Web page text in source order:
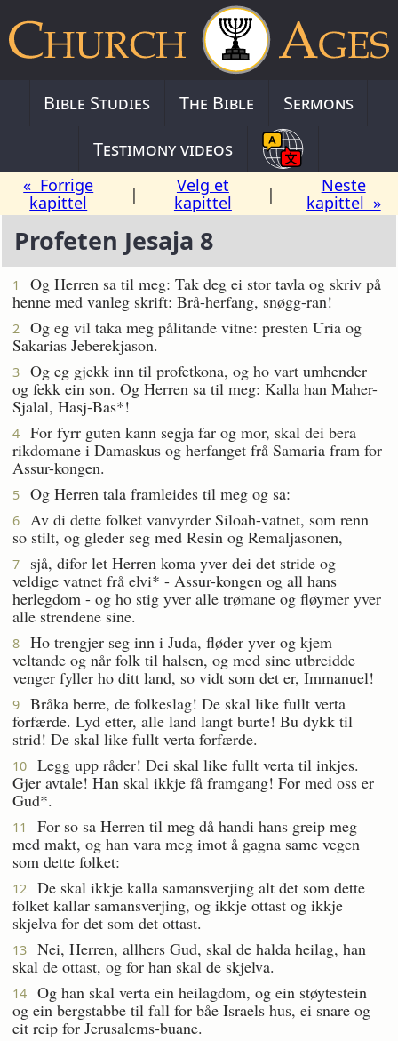
Bible Studies The Bible
Sermons
Testimony videos
« Forrige
kapittel
|
Velg et
kapittel
|
Neste
kapittel »
Profeten Jesaja 8
1
Og Herren sa til meg: Tak deg ei stor tavla og skriv på
henne med vanleg skrift: Brå-herfang, snøgg-ran!
2
Og eg vil taka meg pålitande vitne: presten Uria og
Sakarias Jeberekjason.
3
Og eg gjekk inn til profetkona, og ho vart umhender
og fekk ein son. Og Herren sa til meg: Kalla han Maher-
Sjalal, Hasj-Bas*!
4
For fyrr guten kann segja far og mor, skal dei bera
rikdomane i Damaskus og herfanget frå Samaria fram for
Assur-kongen.
5 Og Herren tala framleides til meg og sa:
6
Av di dette folket vanvyrder Siloah-vatnet, som renn
so stilt, og gleder seg med Resin og Remaljasonen,
7
sjå, difor let Herren koma yver dei det stride og
veldige vatnet frå elvi* - Assur-kongen og all hans
herlegdom - og ho stig yver alle trømane og fløymer yver
alle strendene sine.
8
Ho trengjer seg inn i Juda, fløder yver og kjem
veltande og når folk til halsen, og med sine utbreidde
venger fyller ho ditt land, so vidt som det er, Immanuel!
9
Bråka berre, de folkeslag! De skal like fullt verta
forfærde. Lyd etter, alle land langt burte! Bu dykk til
strid! De skal like fullt verta forfærde.
10
Legg upp råder! Dei skal like fullt verta til inkjes.
Gjer avtale! Han skal ikkje få framgang! For med oss er
Gud*.
11
For so sa Herren til meg då handi hans greip meg
med makt, og han vara meg imot å gagna same vegen
som dette folket:
12
De skal ikkje kalla samansverjing alt det som dette
folket kallar samansverjing, og ikkje ottast og ikkje
skjelva for det som det ottast.
13
Nei, Herren, allhers Gud, skal de halda heilag, han
skal de ottast, og for han skal de skjelva.
14
Og han skal verta ein heilagdom, og ein støytestein
og ein bergstabbe til fall for båe Israels hus, ei snare og
eit reip for Jerusalems-buane.